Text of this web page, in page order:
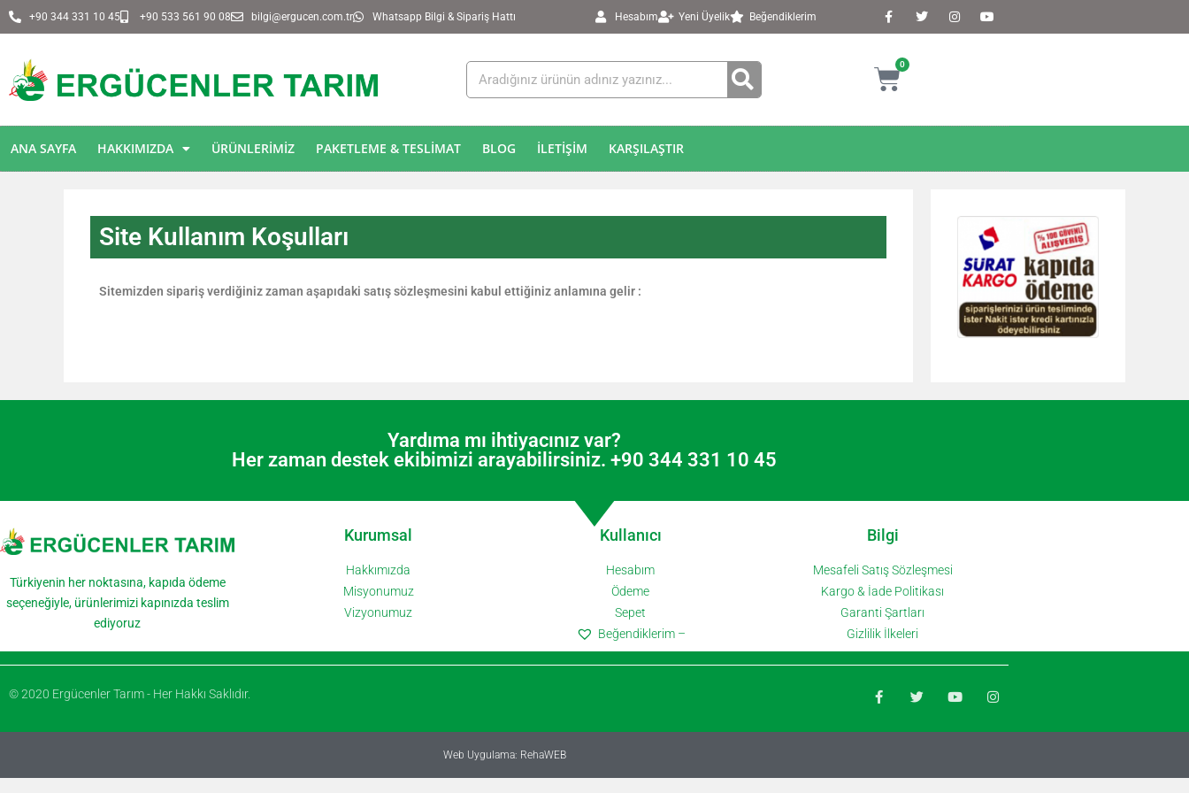
+90 344 331 10 45 +90 533 561 90 08 bilgi@ergucen.com.tr Whatsapp Bilgi & Sipariş Hattı Hesabım Yeni Üyelik Beğendiklerim
0
ANA SAYFA HAKKIMIZDA ÜRÜNLERIMIZ PAKETLEME & TESLIMAT BLOG İLETIŞIM KARŞILAŞTIR
Site Kullanım Koşulları
Sitemizden sipariş verdiğiniz zaman aşapıdaki satış sözleşmesini kabul ettiğiniz anlamına gelir :
Yardıma mı ihtiyacınız var?
Her zaman destek ekibimizi arayabilirsiniz. +90 344 331 10 45
Türkiyenin her noktasına, kapıda ödeme
seçeneğiyle, ürünlerimizi kapınızda teslim
ediyoruz
Kurumsal
Hakkımızda
Misyonumuz
Vizyonumuz
Kullanıcı
Hesabım
Ödeme
Sepet
Beğendiklerim –
Bilgi
Mesafeli Satış Sözleşmesi
Kargo & İade Politikası
Garanti Şartları
Gizlilik İlkeleri
© 2020 Ergücenler Tarım - Her Hakkı Saklıdır.
Web Uygulama: RehaWEB